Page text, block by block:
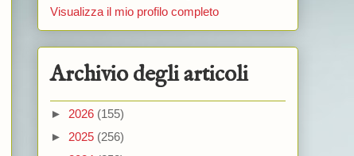
Visualizza il mio profilo completo
Archivio degli articoli
► 2026 (155)
► 2025 (256)